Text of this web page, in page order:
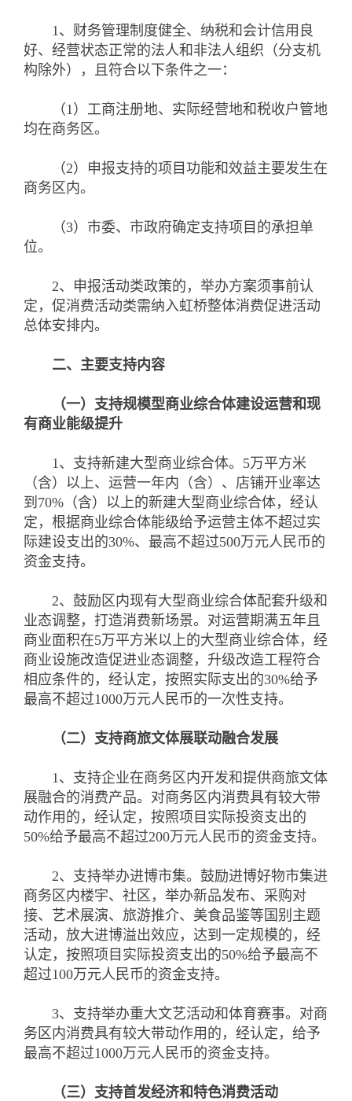
1、财务管理制度健全、纳税和会计信用良
好、经营状态正常的法人和非法人组织（分支机
构除外），且符合以下条件之一：
（1）工商注册地、实际经营地和税收户管地
均在商务区。
（2）申报支持的项目功能和效益主要发生在
商务区内。
（3）市委、市政府确定支持项目的承担单
位。
2、申报活动类政策的，举办方案须事前认
定，促消费活动类需纳入虹桥整体消费促进活动
总体安排内。
二、主要支持内容
（一）支持规模型商业综合体建设运营和现
有商业能级提升
1、支持新建大型商业综合体。5万平方米
（含）以上、运营一年内（含）、店铺开业率达
到70%（含）以上的新建大型商业综合体，经认
定，根据商业综合体能级给予运营主体不超过实
际建设支出的30%、最高不超过500万元人民币的
资金支持。
2、鼓励区内现有大型商业综合体配套升级和
业态调整，打造消费新场景。对运营期满五年且
商业面积在5万平方米以上的大型商业综合体，经
商业设施改造促进业态调整，升级改造工程符合
相应条件的，经认定，按照实际支出的30%给予
最高不超过1000万元人民币的一次性支持。
（二）支持商旅文体展联动融合发展
1、支持企业在商务区内开发和提供商旅文体
展融合的消费产品。对商务区内消费具有较大带
动作用的，经认定，按照项目实际投资支出的
50%给予最高不超过200万元人民币的资金支持。
2、支持举办进博市集。鼓励进博好物市集进
商务区内楼宇、社区，举办新品发布、采购对
接、艺术展演、旅游推介、美食品鉴等国别主题
活动，放大进博溢出效应，达到一定规模的，经
认定，按照项目实际投资支出的50%给予最高不
超过100万元人民币的资金支持。
3、支持举办重大文艺活动和体育赛事。对商
务区内消费具有较大带动作用的，经认定，给予
最高不超过1000万元人民币的资金支持。
（三）支持首发经济和特色消费活动